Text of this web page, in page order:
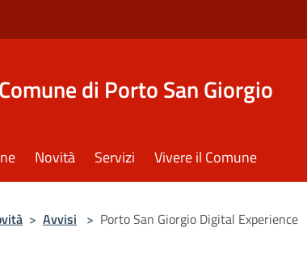
Comune di Porto San Giorgio
Novità Servizi Vivere il Comune
> Avvisi > Porto San Giorgio Digital Experience